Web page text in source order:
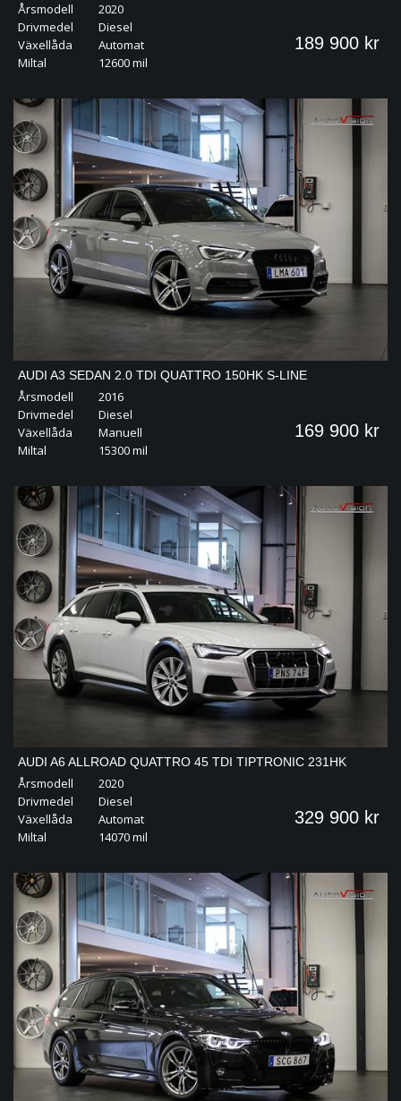
| VÄRMARE | DUBBLA SKJUT
Årsmodell
2020
Drivmedel
Diesel
Växellåda
Automat
Miltal
12600 mil
189 900 kr
AUDI A3 SEDAN 2.0 TDI QUATTRO 150HK S-LINE
| EYECATCHER | PANO
Årsmodell
2016
Drivmedel
Diesel
Växellåda
Manuell
Miltal
15300 mil
169 900 kr
AUDI A6 ALLROAD QUATTRO 45 TDI TIPTRONIC 231HK
MATRIX 360 DRAG
Årsmodell
2020
Drivmedel
Diesel
Växellåda
Automat
Miltal
14070 mil
329 900 kr